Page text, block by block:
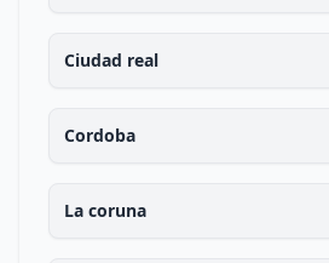
Ciudad real
Cordoba
La coruna